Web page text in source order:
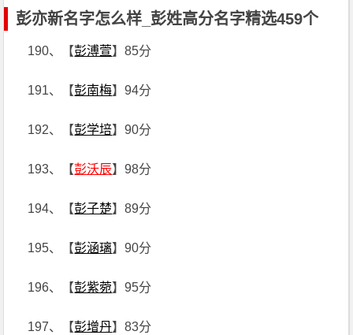
彭亦新名字怎么样_彭姓高分名字精选459个
190、【彭溥萱】85分
191、【彭南梅】94分
192、【彭学培】90分
193、【彭沃辰】98分
194、【彭子楚】89分
195、【彭涵璃】90分
196、【彭紫菀】95分
197、【彭增丹】83分